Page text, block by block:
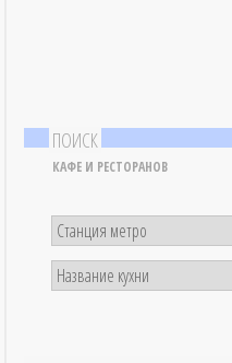
ПОИСК
КАФЕ И РЕСТОРАНОВ